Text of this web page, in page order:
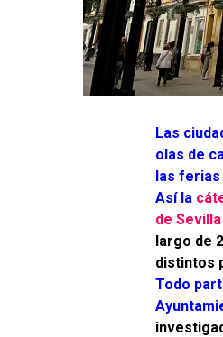
Las
olas de
las ferias
Así la
de Sevilla
largo de
distintos
Todo